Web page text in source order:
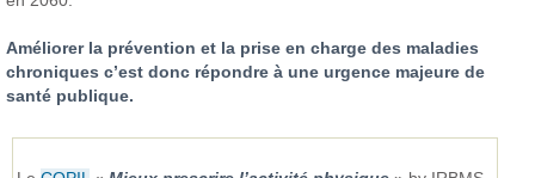
Améliorer la prévention et la prise en charge des maladies
chroniques c’est donc répondre à une urgence majeure de
santé publique.